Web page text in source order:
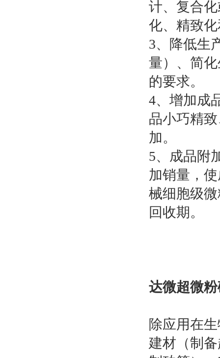
计、复合
化、精致
3、降低生
量）、简
的要求。
4、增加成
品小巧精
加。
5、成品附
加销量，
械细胞级
回收期。
达微超微
除应用在
建材（制